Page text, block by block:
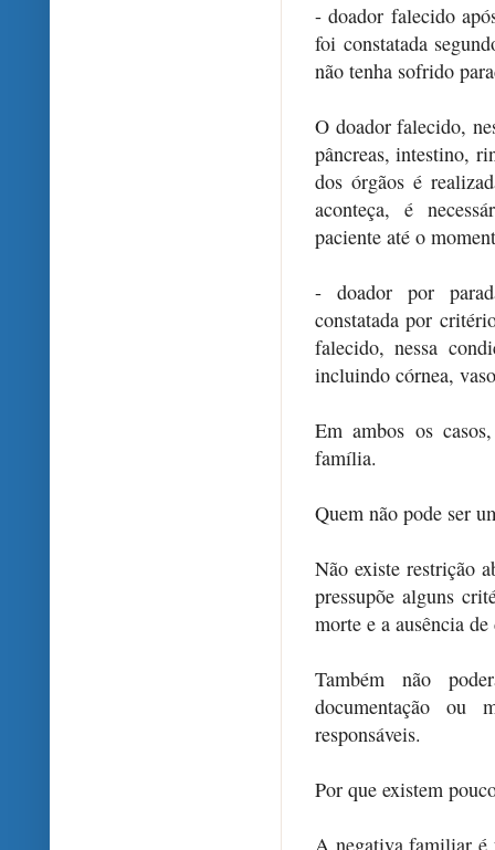
- doador falecido
foi constatada
não tenha sofrido
O doador falecido,
pâncreas, intestino,
dos órgãos é
aconteça, é
paciente até o
- doador por
constatada por
falecido, nessa
incluindo córnea,
Em ambos os
família.
Quem não pode ser
Não existe restrição
pressupõe alguns
morte e a ausência
Também não
documentação ou
responsáveis.
Por que existem
A negativa familiar é